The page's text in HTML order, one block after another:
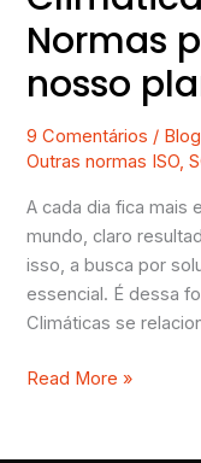
Normas
nosso
9 Comentários / Blog
Outras normas ISO,
A cada dia fica mais
mundo, claro
isso, a busca por
essencial. É dessa
Climáticas se
Read More »